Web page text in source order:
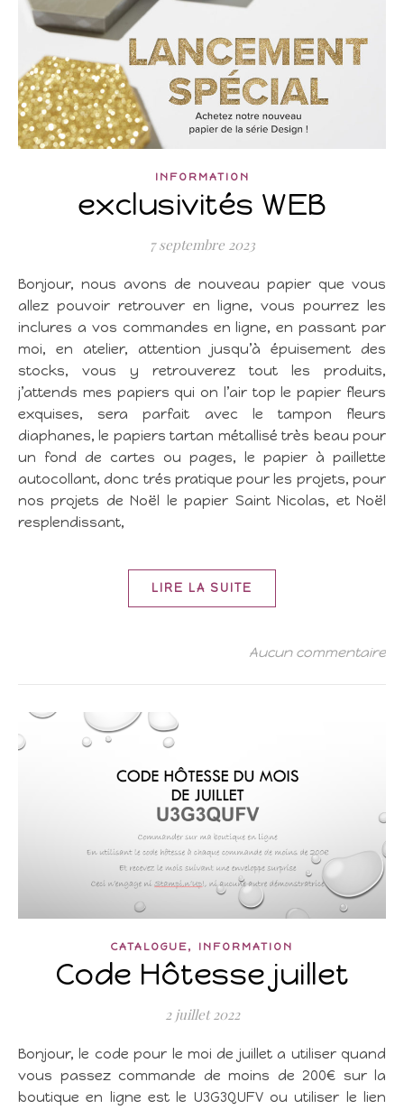
INFORMATION
exclusivités WEB
7 septembre 2023
Bonjour, nous avons de nouveau papier que vous
allez pouvoir retrouver en ligne, vous pourrez les
inclures a vos commandes en ligne, en passant par
moi, en atelier, attention jusqu’à épuisement des
stocks, vous y retrouverez tout les produits,
j’attends mes papiers qui on l’air top le papier fleurs
exquises, sera parfait avec le tampon fleurs
diaphanes, le papiers tartan métallisé très beau pour
un fond de cartes ou pages, le papier à paillette
autocollant, donc trés pratique pour les projets, pour
nos projets de Noël le papier Saint Nicolas, et Noël
resplendissant,
LIRE LA SUITE
Aucun commentaire
CATALOGUE, INFORMATION
Code Hôtesse juillet
2 juillet 2022
Bonjour, le code pour le moi de juillet a utiliser quand
vous passez commande de moins de 200€ sur la
boutique en ligne est le U3G3QUFV ou utiliser le lien